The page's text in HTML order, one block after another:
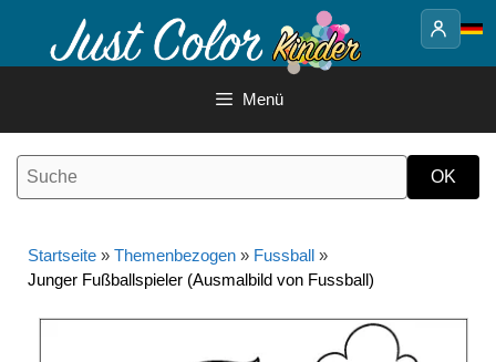
Inhalt
Menü
Startseite » Themenbezogen » Fussball »
Junger Fußballspieler (Ausmalbild von Fussball)